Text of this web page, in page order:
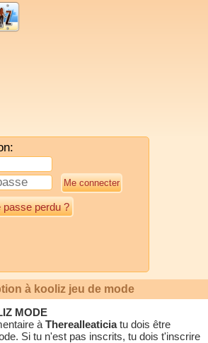
passe perdu ?
à kooliz jeu de mode
MODE
à Therealleaticiatu dois être
Si tu n'est pas inscrits, tu dois t'inscrire